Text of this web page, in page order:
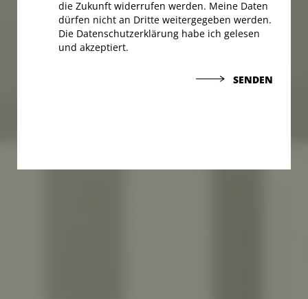
die Zukunft widerrufen werden. Meine Daten
dürfen nicht an Dritte weitergegeben werden.
Die Datenschutzerklärung habe ich gelesen
und akzeptiert.
SENDEN